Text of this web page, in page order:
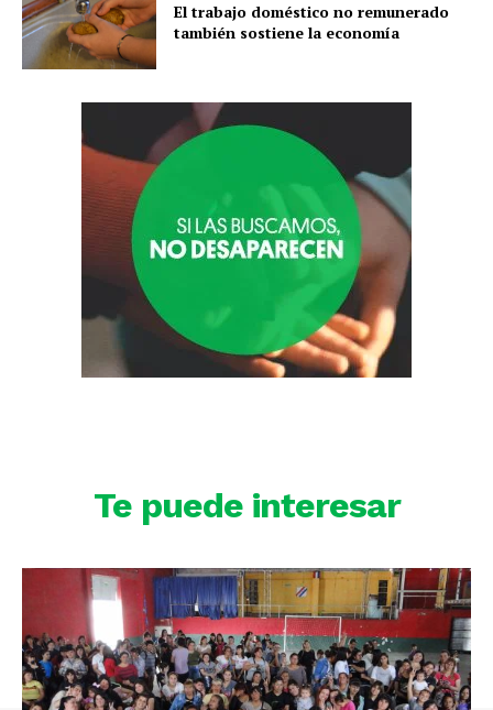
El trabajo doméstico no remunerado
también sostiene la economía
Te puede interesar